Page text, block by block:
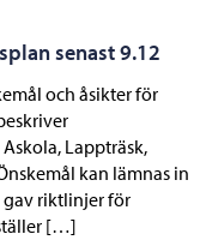
senast 9.12
och åsikter för
Lappträsk,
kan lämnas in
gav riktlinjer för
[…]